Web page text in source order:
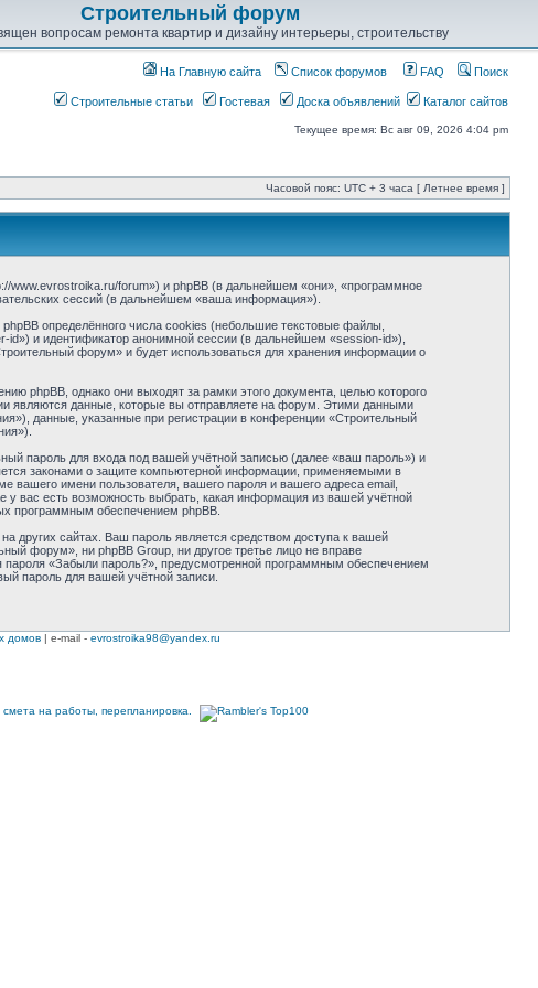
Строительный форум
вопросам ремонта квартир и дизайну интерьеры, строительству
На Главную сайта Список форумов FAQ Поиск
Строительные статьи Гостевая Доска объявлений Каталог сайтов
Текущее время: Вс авг 09, 2026 4:04 pm
Часовой пояс: UTC + 3 часа [ Летнее время ]
forum») и phpBB (в дальнейшем «они», «программное
сессий (в дальнейшем «ваша информация»).
определённого числа cookies (небольшие текстовые файлы,
и идентификатор анонимной сессии (в дальнейшем «session-id»),
форум» и будет использоваться для хранения информации о
phpBB, однако они выходят за рамки этого документа, целью которого
являются данные, которые вы отправляете на форум. Этими данными
данные, указанные при регистрации в конференции «Строительный
пароль для входа под вашей учётной записью (далее «ваш пароль») и
законами о защите компьютерной информации, применяемыми в
имени пользователя, вашего пароля и вашего адреса email,
вас есть возможность выбрать, какая информация из вашей учётной
программным обеспечением phpBB.
других сайтах. Ваш пароль является средством доступа к вашей
форум», ни phpBB Group, ни другое третье лицо не вправе
«Забыли пароль?», предусмотренной программным обеспечением
пароль для вашей учётной записи.
домов | e-mail - evrostroika98@yandex.ru